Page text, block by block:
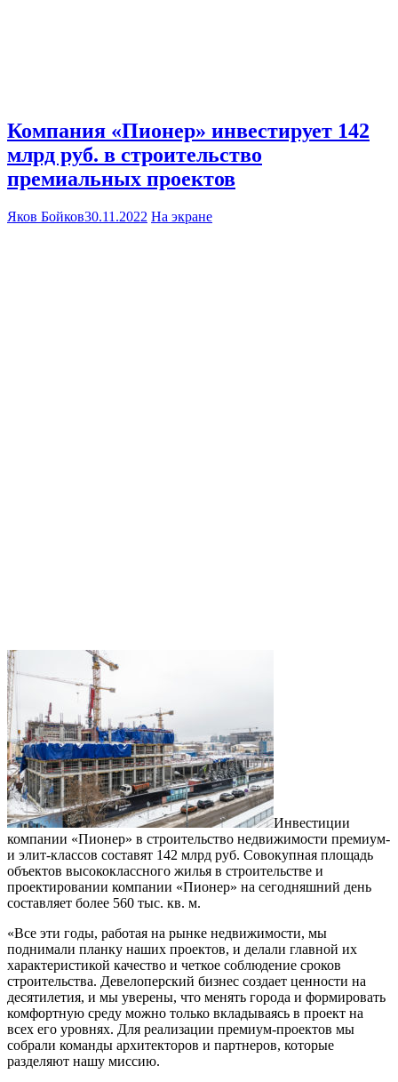
Компания «Пионер» инвестирует 142
млрд руб. в строительство
премиальных проектов
Яков Бойков30.11.2022 На экране
Инвестиции
компании «Пионер» в строительство недвижимости премиум-
и элит-классов составят 142 млрд руб. Совокупная площадь
объектов высококлассного жилья в строительстве и
проектировании компании «Пионер» на сегодняшний день
составляет более 560 тыс. кв. м.
«Все эти годы, работая на рынке недвижимости, мы
поднимали планку наших проектов, и делали главной их
характеристикой качество и четкое соблюдение сроков
строительства. Девелоперский бизнес создает ценности на
десятилетия, и мы уверены, что менять города и формировать
комфортную среду можно только вкладываясь в проект на
всех его уровнях. Для реализации премиум-проектов мы
собрали команды архитекторов и партнеров, которые
разделяют нашу миссию.